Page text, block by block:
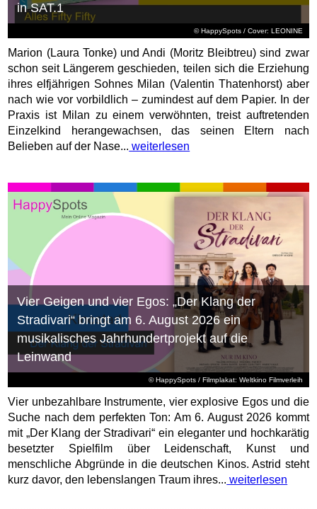
© HappySpots / Cover: LEONINE
in SAT.1
Marion (Laura Tonke) und Andi (Moritz Bleibtreu) sind zwar
schon seit Längerem geschieden, teilen sich die Erziehung
ihres elfjährigen Sohnes Milan (Valentin Thatenhorst) aber
nach wie vor vorbildlich – zumindest auf dem Papier. In der
Praxis ist Milan zu einem verwöhnten, treist auftretenden
Einzelkind herangewachsen, das seinen Eltern nach
Belieben auf der Nase... weiterlesen
© HappySpots / Filmplakat: Weltkino Filmverleih
Vier Geigen und vier Egos: „Der Klang der
Stradivari“ bringt am 6. August 2026 ein
musikalisches Jahrhundertprojekt auf die
Leinwand
Vier unbezahlbare Instrumente, vier explosive Egos und die
Suche nach dem perfekten Ton: Am 6. August 2026 kommt
mit „Der Klang der Stradivari“ ein eleganter und hochkarätig
besetzter Spielfilm über Leidenschaft, Kunst und
menschliche Abgründe in die deutschen Kinos. Astrid steht
kurz davor, den lebenslangen Traum ihres... weiterlesen